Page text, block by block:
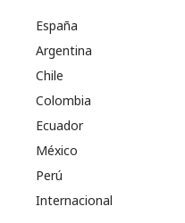
España
Argentina
Chile
Colombia
Ecuador
México
Perú
Internacional